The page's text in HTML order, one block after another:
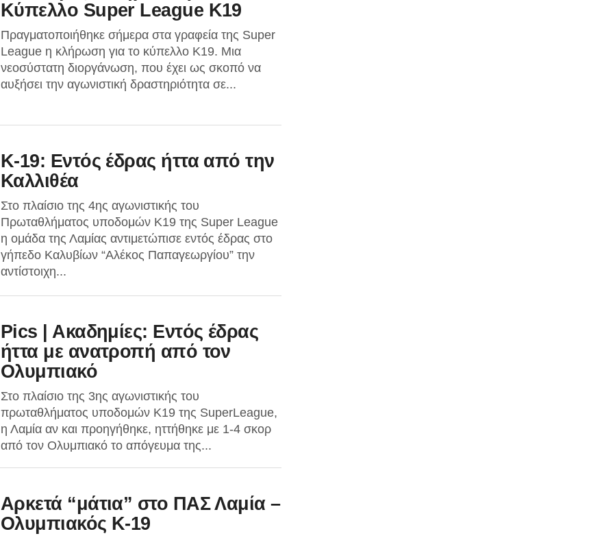
Κύπελλο Super League K19
Πραγματοποιήθηκε σήμερα στα γραφεία της Super
League η κλήρωση για το κύπελλο Κ19. Μια
νεοσύστατη διοργάνωση, που έχει ως σκοπό να
αυξήσει την αγωνιστική δραστηριότητα σε...
K-19: Εντός έδρας ήττα από την
Καλλιθέα
Στο πλαίσιο της 4ης αγωνιστικής του
Πρωταθλήματος υποδομών Κ19 της Super League
η ομάδα της Λαμίας αντιμετώπισε εντός έδρας στο
γήπεδο Καλυβίων “Αλέκος Παπαγεωργίου” την
αντίστοιχη...
Pics | Aκαδημίες: Εντός έδρας
ήττα με ανατροπή από τον
Ολυμπιακό
Στο πλαίσιο της 3ης αγωνιστικής του
πρωταθλήματος υποδομών Κ19 της SuperLeague,
η Λαμία αν και προηγήθηκε, ηττήθηκε με 1-4 σκορ
από τον Ολυμπιακό το απόγευμα της...
Αρκετά “μάτια” στο ΠΑΣ Λαμία –
Ολυμπιακός Κ-19